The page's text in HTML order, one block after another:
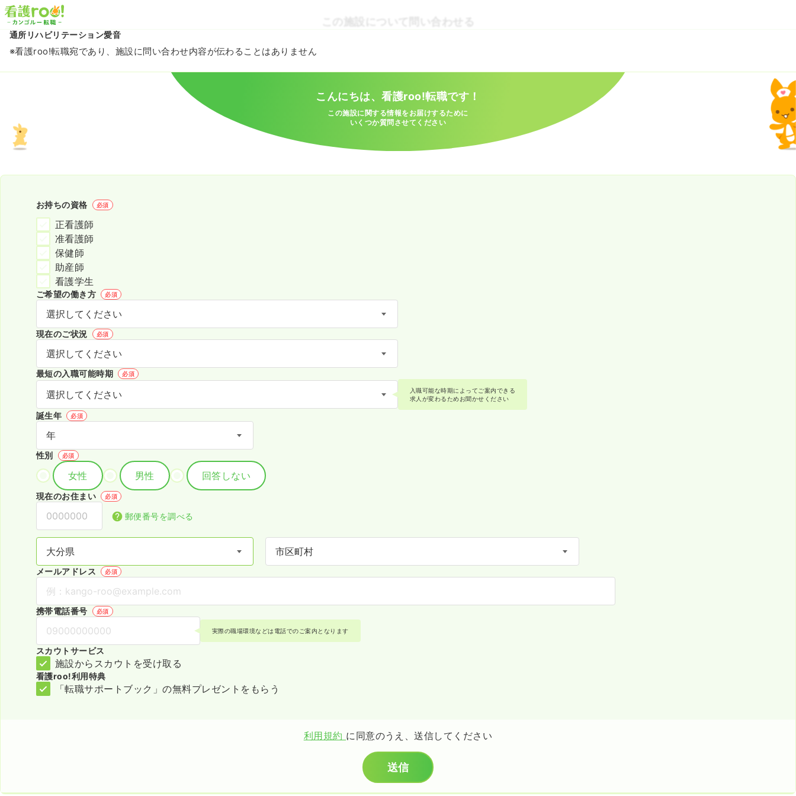
この施設について問い合わせる
通所リハビリテーション愛音
※看護roo!転職宛であり、施設に問い合わせ内容が伝わることはありません
こんにちは、看護roo!転職です！
この施設に関する情報をお届けするために
いくつか質問させてください
お持ちの資格 必須
正看護師
准看護師
保健師
助産師
看護学生
ご希望の働き方 必須
現在のご状況 必須
最短の入職可能時期 必須
入職可能な時期によってご案内できる
求人が変わるためお聞かせください
誕生年 必須
性別 必須
女性 男性 回答しない
現在のお住まい 必須
郵便番号を調べる
メールアドレス 必須
携帯電話番号 必須
実際の職場環境などは電話でのご案内となります
スカウトサービス
施設からスカウトを受け取る
看護roo!利用特典
「転職サポートブック」の無料プレゼントをもらう
利用規約 に同意のうえ、送信してください
送信